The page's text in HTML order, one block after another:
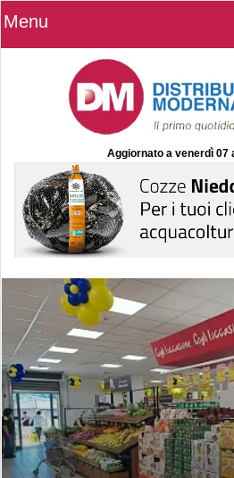
Menu
Aggiornato a venerdì 07